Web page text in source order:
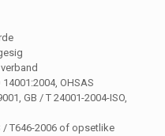
OHSAS
GB / T 24001-2004-ISO,
/ T646-2006 of opsetlike